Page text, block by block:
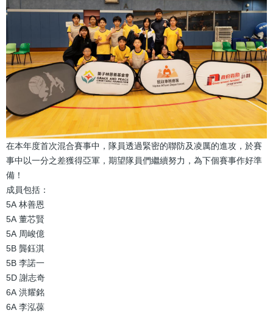
在本年度首次混合賽事中，隊員透過緊密的聯防及凌厲的進攻，於賽
事中以一分之差獲得亞軍，期望隊員們繼續努力，為下個賽事作好準
備！
成員包括：
5A 林善恩
5A 董芯賢
5A 周峻億
5B 龔鈺淇
5B 李諾一
5D 謝志奇
6A 洪耀銘
6A 李泓葆